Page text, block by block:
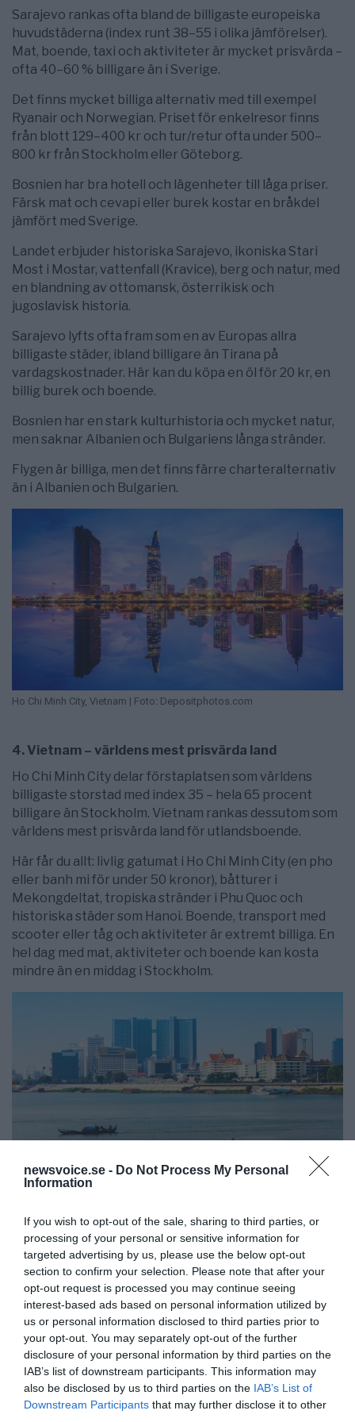
newsvoice.se - Do Not Process My Personal
Information
If you wish to opt-out of the sale, sharing to third parties, or
processing of your personal or sensitive information for
targeted advertising by us, please use the below opt-out
section to confirm your selection. Please note that after your
opt-out request is processed you may continue seeing
interest-based ads based on personal information utilized by
us or personal information disclosed to third parties prior to
your opt-out. You may separately opt-out of the further
disclosure of your personal information by third parties on the
IAB’s list of downstream participants. This information may
also be disclosed by us to third parties on the IAB’s List of
Downstream Participants that may further disclose it to other
Sarajevo rankas ofta bland de billigaste europeiska
huvudstäderna (index runt 38–55 i olika jämförelser).
Mat, boende, taxi och aktiviteter är mycket prisvärda –
ofta 40–60 % billigare än i Sverige.
Det finns mycket billiga alternativ med till exempel
Ryanair och Norwegian. Priset för enkelresor finns
från blott 129–400 kr och tur/retur ofta under 500–
800 kr från Stockholm eller Göteborg.
Bosnien har bra hotell och lägenheter till låga priser.
Färsk mat och cevapi eller burek kostar en bråkdel
jämfört med Sverige.
Landet erbjuder historiska Sarajevo, ikoniska Stari
Most i Mostar, vattenfall (Kravice), berg och natur, med
en blandning av ottomansk, österrikisk och
jugoslavisk historia.
Sarajevo lyfts ofta fram som en av Europas allra
billigaste städer, ibland billigare än Tirana på
vardagskostnader. Här kan du köpa en öl för 20 kr, en
billig burek och boende.
Bosnien har en stark kulturhistoria och mycket natur,
men saknar Albanien och Bulgariens långa stränder.
Flygen är billiga, men det finns färre charteralternativ
än i Albanien och Bulgarien.
Ho Chi Minh City, Vietnam | Foto: Depositphotos.com
4. Vietnam – världens mest prisvärda land
Ho Chi Minh City delar förstaplatsen som världens
billigaste storstad med index 35 – hela 65 procent
billigare än Stockholm. Vietnam rankas dessutom som
världens mest prisvärda land för utlandsboende.
Här får du allt: livlig gatumat i Ho Chi Minh City (en pho
eller banh mi för under 50 kronor), båtturer i
Mekongdeltat, tropiska stränder i Phu Quoc och
historiska städer som Hanoi. Boende, transport med
scooter eller tåg och aktiviteter är extremt billiga. En
hel dag med mat, aktiviteter och boende kan kosta
mindre än en middag i Stockholm.
Phnom Penh, Kambodja | Foto: Depositphotos.com
5. Kambodja – Angkor Wat och stränder på budget
Phnom Penh har samma imponerande index 35 som Ho
Chi Minh City. Kambodja är en av de allra billigaste
destinationerna globalt och ger enormt mycket
upplevelse per krona.
Höjdpunkten är världsarvet Angkor Wat, ett av
världens mest imponerande tempelkomplex – där
inträdet är lågt och upplevelsen obeskrivlig.
Kombinera med tropiska stränder i Sihanoukville eller
lugna öar, färsk seafood och vänliga människor. Allt